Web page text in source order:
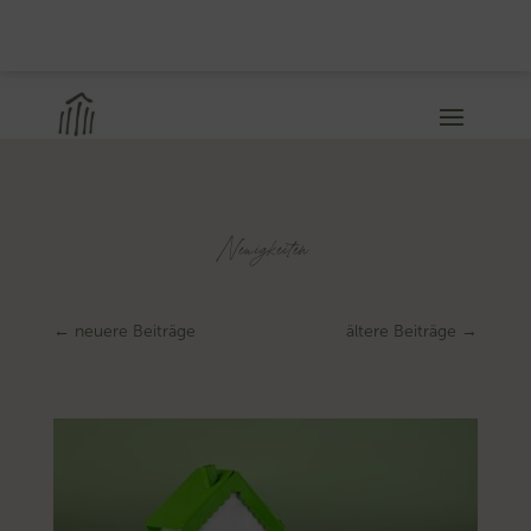
Neuigkeiten
← neuere Beiträge ältere Beiträge →